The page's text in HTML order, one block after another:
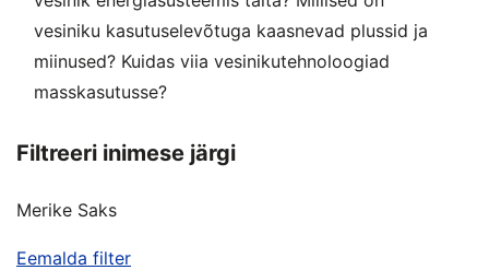
vesiniku kasutuselevõtuga kaasnevad plussid ja
miinused? Kuidas viia vesinikutehnoloogiad
masskasutusse?
Filtreeri inimese järgi
Merike Saks
Eemalda filter